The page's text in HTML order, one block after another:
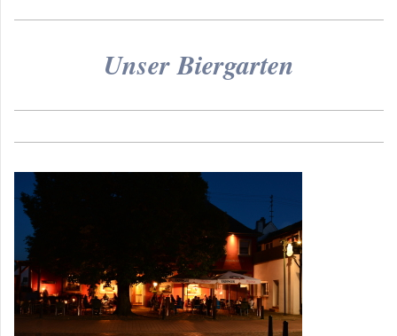
Unser Biergarten